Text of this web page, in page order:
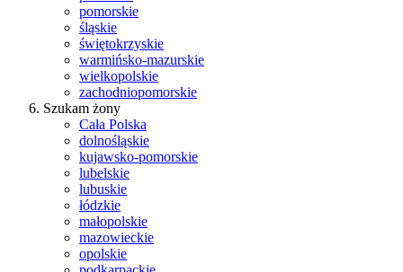
pomorskie
śląskie
świętokrzyskie
warmińsko-mazurskie
wielkopolskie
zachodniopomorskie
Szukam żony
Cała Polska
dolnośląskie
kujawsko-pomorskie
lubelskie
lubuskie
łódzkie
małopolskie
mazowieckie
opolskie